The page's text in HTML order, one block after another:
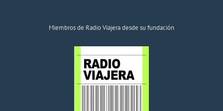
Miembros de Radio Viajera desde su fundación